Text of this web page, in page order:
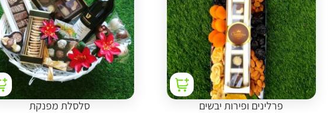
פרלינים ופירות יבשים סלסלת מפנקת